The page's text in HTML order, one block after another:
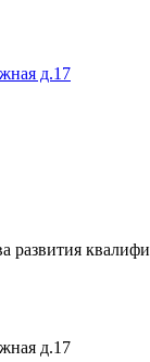
д.17
развития
д.17